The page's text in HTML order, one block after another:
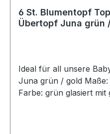
6 St. Blumentopf
Übertopf Juna grün
Ideal für all unsere
Juna grün / gold Maße: groß - 10 x 9,5cm (h)
Farbe: grün glasiert mit